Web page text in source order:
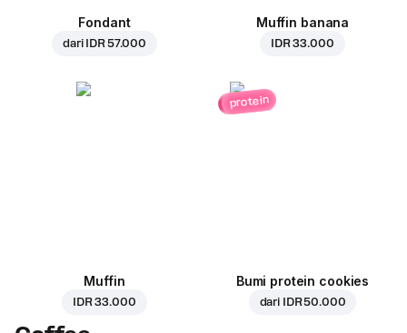
Fondant
dari IDR 57.000
Muffin banana
IDR 33.000
Muffin
IDR 33.000
protein
Bumi protein cookies
dari IDR 50.000